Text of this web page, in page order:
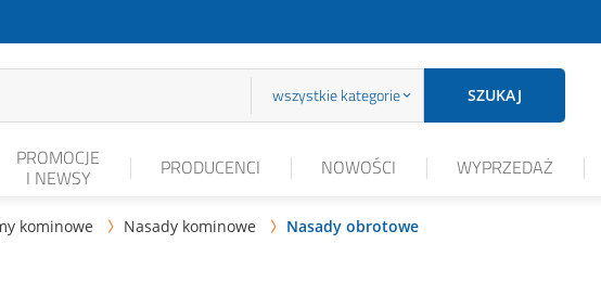
wszystkie kategorie SZUKAJ
PROMOCJE
I NEWSY PRODUCENCI NOWOŚCI WYPRZEDAŻ
kominowe  Nasady kominowe  Nasady obrotowe